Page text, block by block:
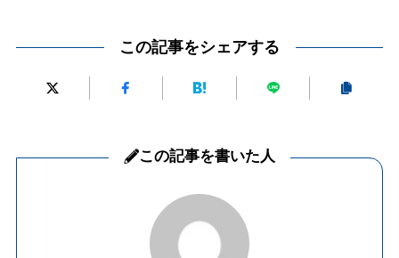
この記事をシェアする
この記事を書いた人